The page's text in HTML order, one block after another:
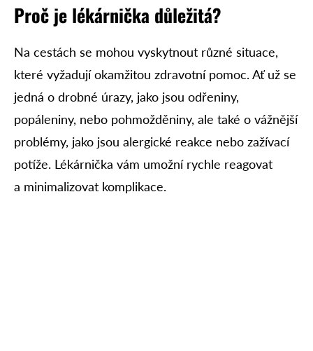
Proč je lékárnička důležitá?
Na cestách se mohou vyskytnout různé situace,
které vyžadují okamžitou zdravotní pomoc. Ať už se
jedná o drobné úrazy, jako jsou odřeniny,
popáleniny, nebo pohmožděniny, ale také o vážnější
problémy, jako jsou alergické reakce nebo zažívací
potíže. Lékárnička vám umožní rychle reagovat
a minimalizovat komplikace.